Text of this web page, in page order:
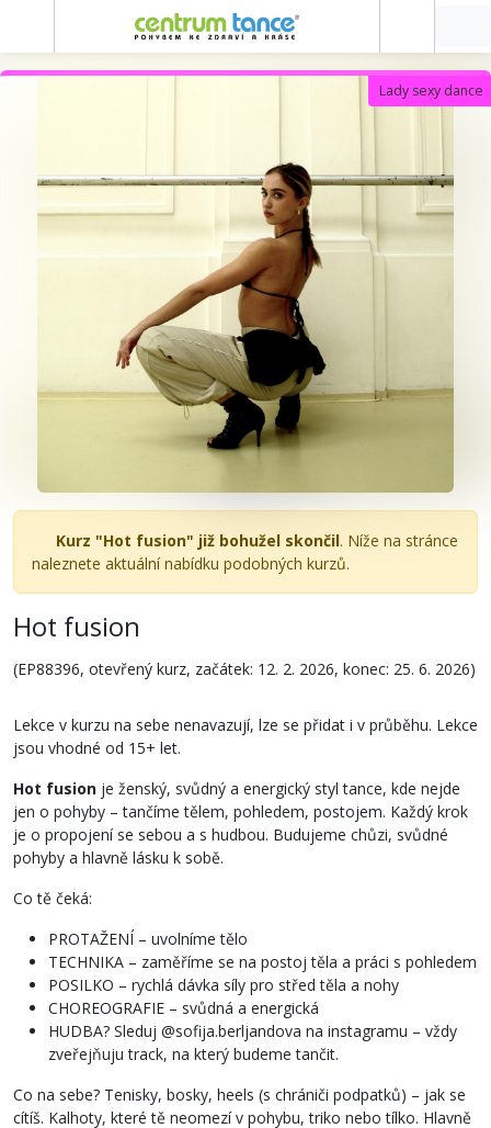
Lady sexy dance
Kurz "Hot fusion" již bohužel skončil. Níže na stránce
naleznete aktuální nabídku podobných kurzů.
Hot fusion
(EP88396, otevřený kurz, začátek: 12. 2. 2026, konec: 25. 6. 2026)
Lekce v kurzu na sebe nenavazují, lze se přidat i v průběhu. Lekce
jsou vhodné od 15+ let.
Hot fusion je ženský, svůdný a energický styl tance, kde nejde
jen o pohyby – tančíme tělem, pohledem, postojem. Každý krok
je o propojení se sebou a s hudbou. Budujeme chůzi, svůdné
pohyby a hlavně lásku k sobě.
Co tě čeká:
PROTAŽENÍ – uvolníme tělo
TECHNIKA – zaměříme se na postoj těla a práci s pohledem
POSILKO – rychlá dávka síly pro střed těla a nohy
CHOREOGRAFIE – svůdná a energická
HUDBA? Sleduj @sofija.berljandova na instagramu – vždy
zveřejňuju track, na který budeme tančit.
Co na sebe? Tenisky, bosky, heels (s chrániči podpatků) – jak se
cítíš. Kalhoty, které tě neomezí v pohybu, triko nebo tílko. Hlavně